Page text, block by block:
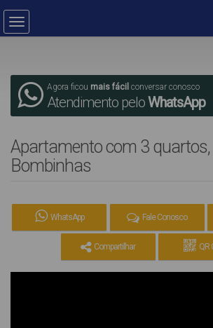
Agora ficou mais fácil conversar conosco
Atendimento peloWhatsApp
Apartamento com 3
Bombinhas
WhatsApp Fale Conosco
Compartilhar QR